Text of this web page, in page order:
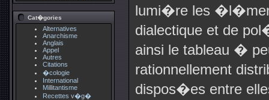
Cat�gories
Alternatives
Anarchisme
Anglais
Appel
Autres
Citations
�cologie
International
Millitantisme
Recettes v�g�
lumi�re les
dialectique et de
ainsi le tableau �
rationnellement
dispos�es entre